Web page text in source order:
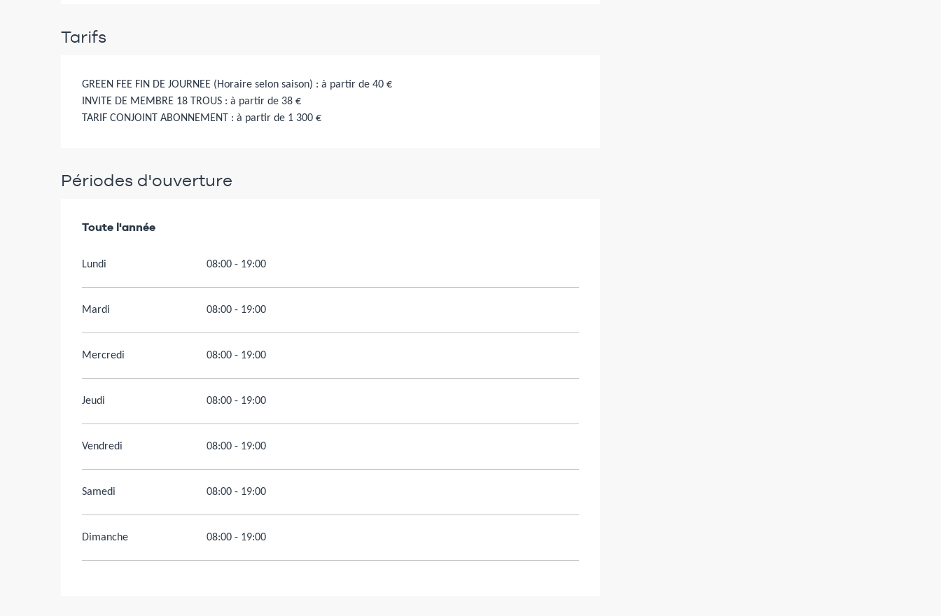
Tarifs
GREEN FEE FIN DE JOURNEE (Horaire selon saison) : à partir de 40 €
INVITE DE MEMBRE 18 TROUS : à partir de 38 €
TARIF CONJOINT ABONNEMENT : à partir de 1 300 €
Périodes d'ouverture
Toute l'année
Toute l'année
Lundi 08:00 - 19:00
Mardi 08:00 - 19:00
Mercredi 08:00 - 19:00
Jeudi 08:00 - 19:00
Vendredi 08:00 - 19:00
Samedi 08:00 - 19:00
Dimanche 08:00 - 19:00